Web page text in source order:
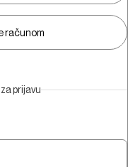
da biste
računom
prijavu